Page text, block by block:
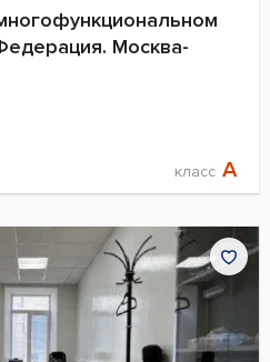
Москва-
класс A